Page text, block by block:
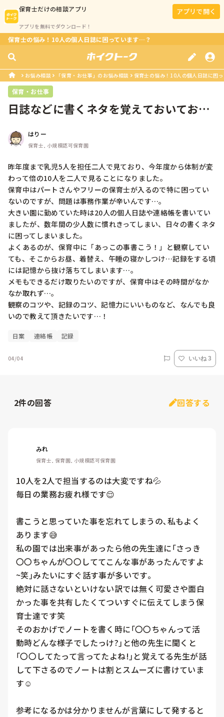
保育士だけの相談アプリ
アプリを無料でダウンロード！
アプリで開く
保育士の悩み！10人の個人日誌に困っています…？
お悩み相談 「保育・お仕事」のお悩み相談 保育士の悩み！10人の個人日誌に困
保育・お仕事
日誌などに書くネタを覚えておいておく
はりー
保育士, 小規模認可保育園
昨年度まで乳児5人を担任二人で見ており、今年度から体制が変
わって倍の10人を二人で見ることになりました。
保育中はパートさんやフリーの保育士が入るので特に困ってい
ないのですが、問題は事務作業が辛いんです…。
大きい園に勤めていた時は20人の個人日誌や連絡帳を書いてい
ましたが、数年間の少人数に慣れきってしまい、日々の書くネタ
に困ってしまいました。
よくあるのが、保育中に「あっこの事書こう！」と観察してい
ても、そこからお昼、着替え、午睡の寝かしつけ…記録をする頃
には記憶から抜け落ちてしまいます…。
メモもできるだけ取りたいのですが、保育中はその時間がなか
なか取れず…。
観察のコツや、記録のコツ、記憶力にいいものなど、なんでも良
いので教えて頂きたいです…！
日案 連絡帳 記録
04/04 いいね 3
2件の回答 回答する
みれ
保育士, 保育園, 小規模認可保育園
10人を2人で担当するのは大変ですね💦
毎日の業務お疲れ様です😌
書こうと思っていた事を忘れてしまうの､私もよく
あります😅
私の園では出来事があったら他の先生達に｢さっき
〇〇ちゃんが〇〇しててこんな事があったんですよ
~笑｣みたいにすぐ話す事が多いです｡
絶対に話さないといけない訳では無く可愛さや面白
かった事を共有したくてついすぐに伝えてしまう保
育士達です笑
そのおかげでノートを書く時に｢〇〇ちゃんって活
動時どんな様子でしたっけ?｣と他の先生に聞くと
｢〇〇してたって言ってたよね!｣と覚えてる先生が話
して下さるのでノートは割とスムーズに書けていま
す‪‪☺︎‬
参考になるかは分かりませんが言葉にして発すると